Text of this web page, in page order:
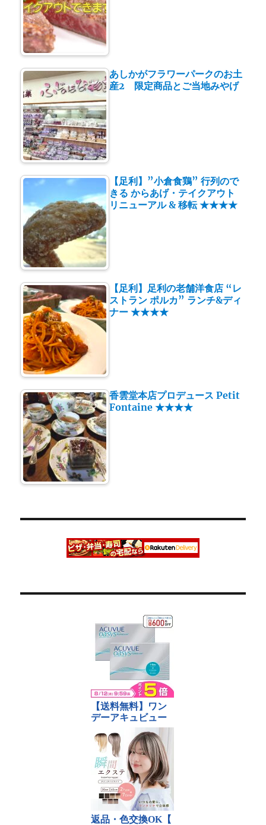
あしかがフラワーパークのお土
産2 限定商品とご当地みやげ
【足利】”小倉食鶏” 行列ので
きる からあげ・テイクアウト
リニューアル & 移転 ★★★★
【足利】足利の老舗洋食店 “レ
ストラン ポルカ” ランチ&ディ
ナー ★★★★
香雲堂本店プロデュース Petit
Fontaine ★★★★